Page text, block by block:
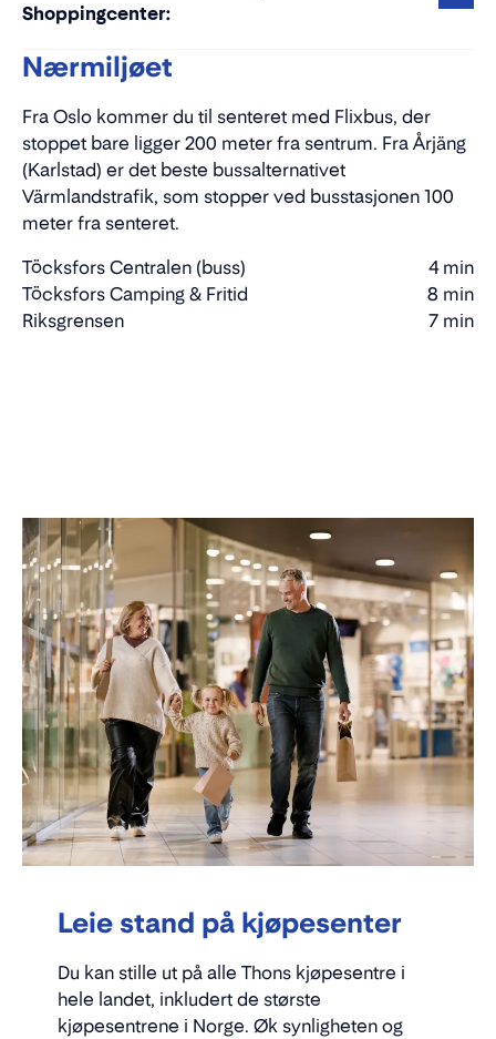
Shoppingcenter:
Nærmiljøet
Fra Oslo kommer du til senteret med Flixbus, der
stoppet bare ligger 200 meter fra sentrum. Fra Årjäng
(Karlstad) er det beste bussalternativet
Värmlandstrafik, som stopper ved busstasjonen 100
meter fra senteret.
Töcksfors Centralen (buss)
4 min
Gåtid
Töcksfors Camping & Fritid 8 min
Gåtid
Riksgrensen 7 min
Kjøretid
Leie stand på kjøpesenter
Du kan stille ut på alle Thons kjøpesentre i
hele landet, inkludert de største
kjøpesentrene i Norge. Øk synligheten og